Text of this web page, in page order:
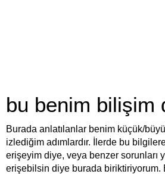
bu benim bilişim
Burada anlatılanlar benim küçük/
izlediğim adımlardır. İlerde bu
erişeyim diye, veya benzer sorunları
erişebilsin diye burada biriktiriyorum.